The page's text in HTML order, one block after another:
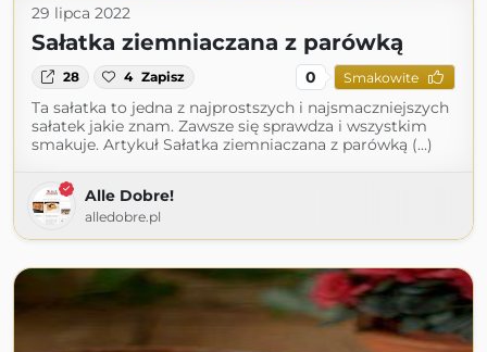
29 lipca 2022
Sałatka ziemniaczana z parówką
28 4 Zapisz 0 Smakowite
Ta sałatka to jedna z najprostszych i najsmaczniejszych
sałatek jakie znam. Zawsze się sprawdza i wszystkim
smakuje. Artykuł Sałatka ziemniaczana z parówką (...)
Alle Dobre!
alledobre.pl